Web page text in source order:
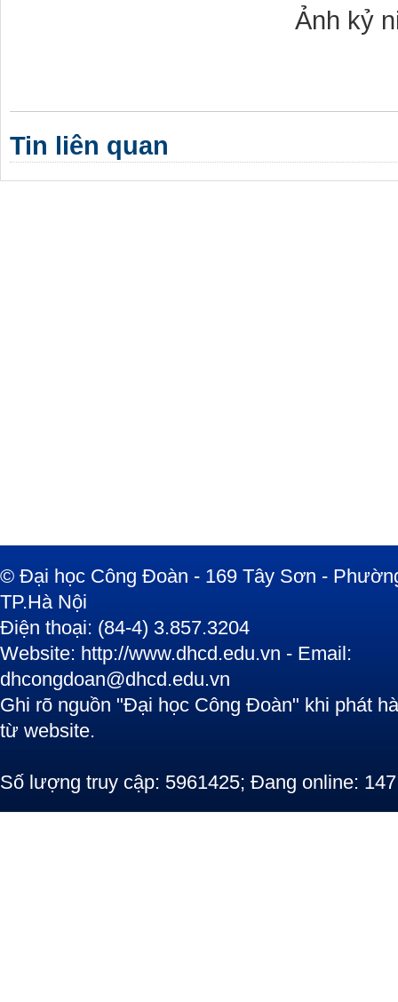
Ảnh kỷ
Tin liên quan
© Đại học Công Đoàn - 169 Tây Sơn -
TP.Hà Nội
Điện thoại: (84-4) 3.857.3204
Website: http://www.dhcd.edu.vn - Email:
dhcongdoan@dhcd.edu.vn
Ghi rõ nguồn "Đại học Công Đoàn" khi phát
từ website.
Số lượng truy cập: 5961425; Đang online: 147